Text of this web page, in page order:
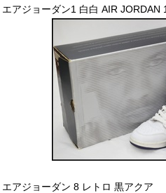
エアジョーダン1 白白 AIR JORDAN
エアジョーダン 8 レトロ 黒アクア